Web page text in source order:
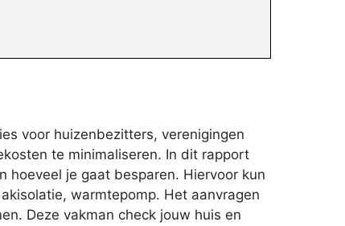
voor huizenbezitters, verenigingen
te minimaliseren. In dit rapport
je gaat besparen. Hiervoor kun
warmtepomp. Het aanvragen
Deze vakman check jouw huis en